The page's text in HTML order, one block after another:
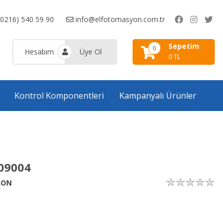
540 59 90 info@elfotomasyon.com.tr
Hesabım Üye Ol 0 Sepetim
0 TL
Kontrol Komponentleri Kampanyalı Ürünler